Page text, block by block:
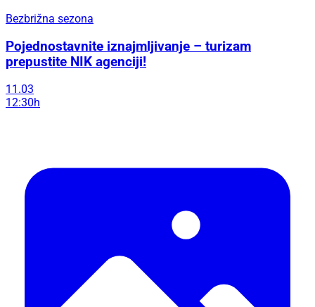
Bezbrižna sezona
Pojednostavnite iznajmljivanje – turizam
prepustite NIK agenciji!
11.03
12:30h